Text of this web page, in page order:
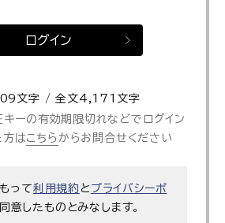
ログイン
文字 / 全文4,171文字
ーの有効期限切れなどでログイン
方はこちら からお問合せください
って利用規約 と プライバシーポ
意したものとみなします。